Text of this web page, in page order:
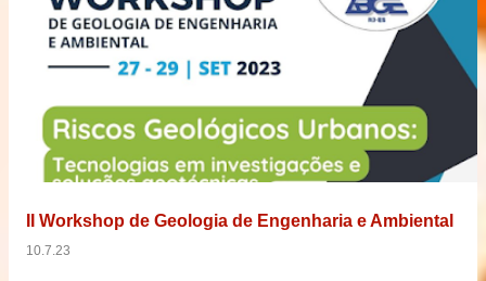
II Workshop de Geologia de Engenharia e Ambiental
10.7.23